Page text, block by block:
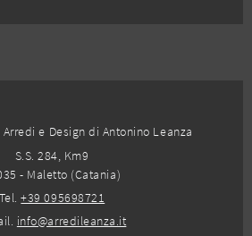
e Design di Antonino Leanza
S.S. 284, Km9
- Maletto (Catania)
Tel.+39 095698721
info@arredileanza.it